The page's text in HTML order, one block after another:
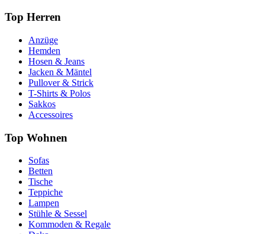
Top Herren
Anzüge
Hemden
Hosen & Jeans
Jacken & Mäntel
Pullover & Strick
T-Shirts & Polos
Sakkos
Accessoires
Top Wohnen
Sofas
Betten
Tische
Teppiche
Lampen
Stühle & Sessel
Kommoden & Regale